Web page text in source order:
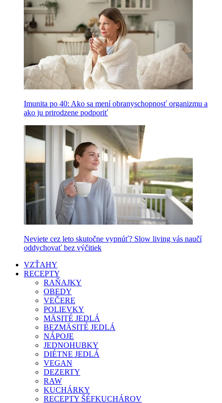
Imunita po 40: Ako sa mení obranyschopnosť organizmu a
ako ju prirodzene podporiť
Neviete cez leto skutočne vypnúť? Slow living vás naučí
oddychovať bez výčitiek
VZŤAHY
RECEPTY
RAŇAJKY
OBEDY
VEČERE
POLIEVKY
MÄSITÉ JEDLÁ
BEZMÄSITÉ JEDLÁ
NÁPOJE
JEDNOHUBKY
DIÉTNE JEDLÁ
VEGAN
DEZERTY
RAW
KUCHÁRKY
RECEPTY ŠÉFKUCHÁROV